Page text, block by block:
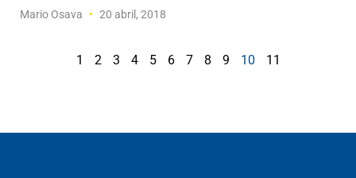
Mario Osava 20 abril, 2018
1 2 3 4 5 6 7 8 9 10 11